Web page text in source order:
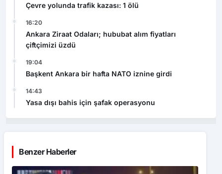
Çevre yolunda trafik kazası: 1 ölü
16:20
Ankara Ziraat Odaları; hububat alım fiyatları
çiftçimizi üzdü
19:04
Başkent Ankara bir hafta NATO iznine girdi
14:43
Yasa dışı bahis için şafak operasyonu
Benzer Haberler